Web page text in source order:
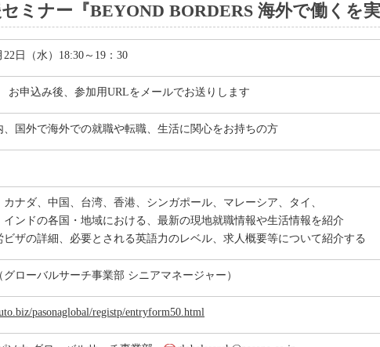
ミナー『BEYOND BORDERS 海外で働くを
22日（水）18:30～19：30
お申込み後、参加用URLをメールでお送りします
、国外で海外での就職や転職、生活に関心をお持ちの方
カナダ、中国、台湾、香港、シンガポール、マレーシア、タイ、
インドの各国・地域における、最新の現地就職情報や生活情報を紹介
ビザの詳細、必要とされる英語力のレベル、求人概要等について紹介する
ローバルサーチ事業部 シニアマネージャー）
pasonaglobal/registp/entryform50.html